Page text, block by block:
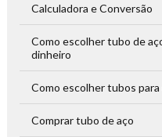
Calculadora e Conversão
Como escolher tubo de
dinheiro
Como escolher tubos
Comprar tubo de aço